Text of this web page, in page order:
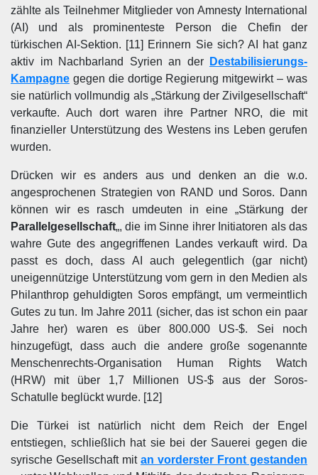
zählte als Teilnehmer Mitglieder von Amnesty International
(AI) und als prominenteste Person die Chefin der
türkischen AI-Sektion. [11] Erinnern Sie sich? AI hat ganz
aktiv im Nachbarland Syrien an der
Destabilisierungs-
Kampagne gegen die dortige Regierung mitgewirkt – was
sie natürlich vollmundig als „Stärkung der Zivilgesellschaft“
verkaufte. Auch dort waren ihre Partner NRO, die mit
finanzieller Unterstützung des Westens ins Leben gerufen
wurden.
Drücken wir es anders aus und denken an die w.o.
angesprochenen Strategien von RAND und Soros. Dann
können wir es rasch umdeuten in eine „Stärkung der
Parallelgesellschaft„, die im Sinne ihrer Initiatoren als das
wahre Gute des angegriffenen Landes verkauft wird. Da
passt es doch, dass AI auch gelegentlich (gar nicht)
uneigennützige Unterstützung vom gern in den Medien als
Philanthrop gehuldigten Soros empfängt, um vermeintlich
Gutes zu tun. Im Jahre 2011 (sicher, das ist schon ein paar
Jahre her) waren es über 800.000 US-$. Sei noch
hinzugefügt, dass auch die andere große sogenannte
Menschenrechts-Organisation Human Rights Watch
(HRW) mit über 1,7 Millionen US-$ aus der Soros-
Schatulle beglückt wurde. [12]
Die Türkei ist natürlich nicht dem Reich der Engel
entstiegen, schließlich hat sie bei der Sauerei gegen die
syrische Gesellschaft mit an vorderster Front gestanden